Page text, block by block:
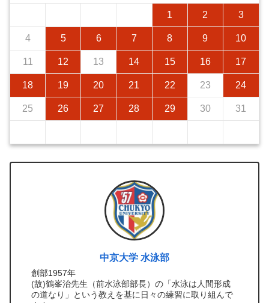
1 2 3
4 5 6 7 8 9 10
11 12 13 14 15 16 17
18 19 20 21 22 23 24
25 26 27 28 29 30 31
中京大学 水泳部
創部1957年
(故)鶴峯治先生（前水泳部部長）の「水泳は人間形成
の道なり」という教えを基に日々の練習に取り組んで